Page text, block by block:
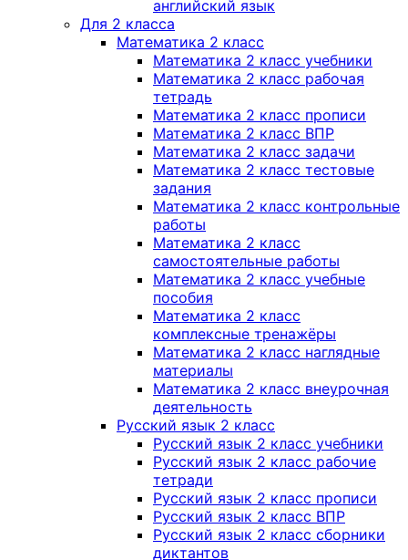
английский язык
Для 2 класса
Математика 2 класс
Математика 2 класс учебники
Математика 2 класс рабочая
тетрадь
Математика 2 класс прописи
Математика 2 класс ВПР
Математика 2 класс задачи
Математика 2 класс тестовые
задания
Математика 2 класс контрольные
работы
Математика 2 класс
самостоятельные работы
Математика 2 класс учебные
пособия
Математика 2 класс
комплексные тренажёры
Математика 2 класс наглядные
материалы
Математика 2 класс внеурочная
деятельность
Русский язык 2 класс
Русский язык 2 класс учебники
Русский язык 2 класс рабочие
тетради
Русский язык 2 класс прописи
Русский язык 2 класс ВПР
Русский язык 2 класс сборники
диктантов